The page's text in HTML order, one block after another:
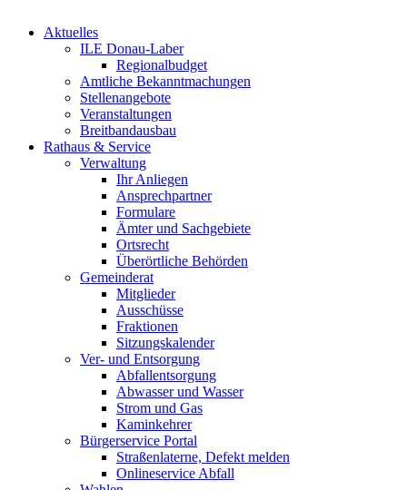
Aktuelles
ILE Donau-Laber
Regionalbudget
Amtliche Bekanntmachungen
Stellenangebote
Veranstaltungen
Breitbandausbau
Rathaus & Service
Verwaltung
Ihr Anliegen
Ansprechpartner
Formulare
Ämter und Sachgebiete
Ortsrecht
Überörtliche Behörden
Gemeinderat
Mitglieder
Ausschüsse
Fraktionen
Sitzungskalender
Ver- und Entsorgung
Abfallentsorgung
Abwasser und Wasser
Strom und Gas
Kaminkehrer
Bürgerservice Portal
Straßenlaterne, Defekt melden
Onlineservice Abfall